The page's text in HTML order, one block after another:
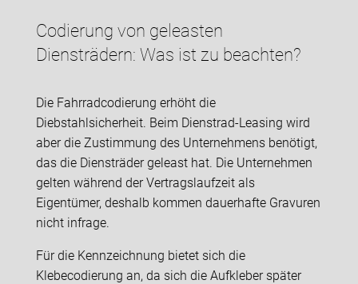
Codierung von geleasten
Diensträdern: Was ist zu beachten?
Die Fahrradcodierung erhöht die
Diebstahlsicherheit. Beim Dienstrad-Leasing wird
aber die Zustimmung des Unternehmens benötigt,
das die Diensträder geleast hat. Die Unternehmen
gelten während der Vertragslaufzeit als
Eigentümer, deshalb kommen dauerhafte Gravuren
nicht infrage.
Für die Kennzeichnung bietet sich die
Klebecodierung an, da sich die Aufkleber später